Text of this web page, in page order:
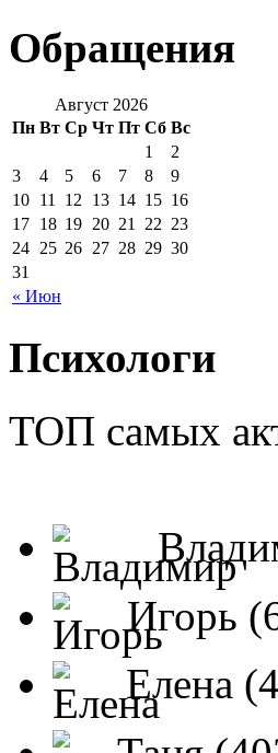
Обращения
Август 2026
Пн Вт Ср Чт Пт Сб Вс
« Июн
1
2
3
4 5 6 7 8
9
10 11 12 13 14 15 16
17 18 19 20 21 22 23
24 25 26 27 28 29 30
31
Психологи
ТОП самых
Игорь
Елена